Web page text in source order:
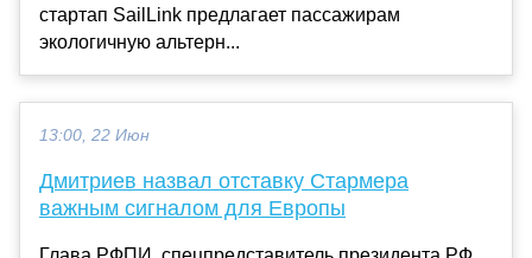
стартап SailLink предлагает пассажирам
экологичную альтерн...
13:00, 22 Июн
Дмитриев назвал отставку Стармера
важным сигналом для Европы